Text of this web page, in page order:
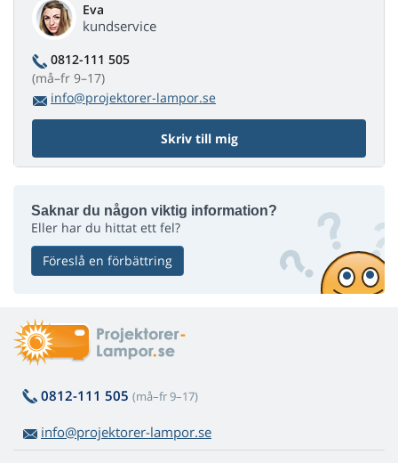
Eva
kundservice
0812-111 505
(må–fr 9–17)
info@projektorer-lampor.se
Skriv till mig
Saknar du någon viktig information?
Eller har du hittat ett fel?
Föreslå en förbättring
0812-111 505 (må–fr 9–17)
info@projektorer-lampor.se